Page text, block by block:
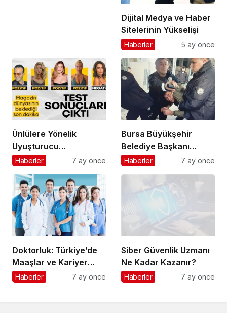
Dijital Medya ve Haber
Sitelerinin Yükselişi
Haberler 5 ay önce
Ünlülere Yönelik
Uyuşturucu
Soruşturmasında Kritik
Açıklandı
Haberler 7 ay önce
Bursa Büyükşehir
Belediye Başkanı
Mustafa Bozbey’e
Şüphelinin Kimliği
Ortaya Çıktı
Haberler 7 ay önce
Doktorluk: Türkiye’de
Maaşlar ve Kariyer
Rehberi
Haberler 7 ay önce
Siber Güvenlik Uzmanı
Ne Kadar Kazanır?
Haberler 7 ay önce